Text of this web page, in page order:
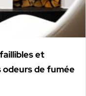
et
odeurs de fumée